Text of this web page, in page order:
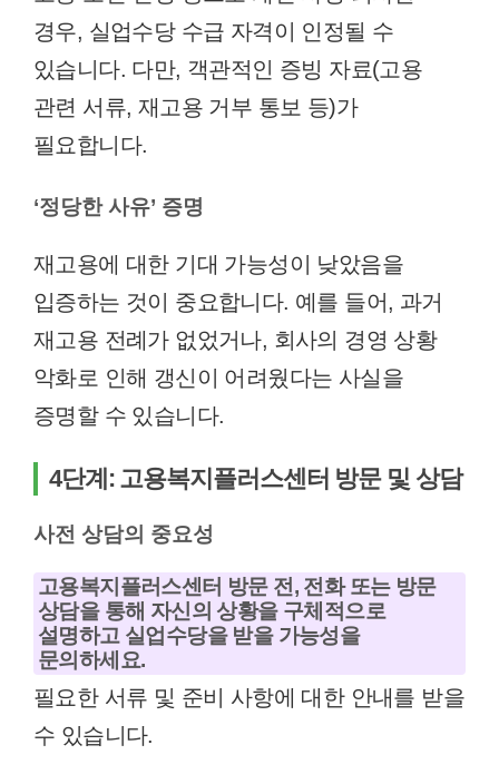
경우, 실업수당 수급 자격이 인정될 수
있습니다. 다만, 객관적인 증빙 자료(고용
관련 서류, 재고용 거부 통보 등)가
필요합니다.
‘정당한 사유’ 증명
재고용에 대한 기대 가능성이 낮았음을
입증하는 것이 중요합니다. 예를 들어, 과거
재고용 전례가 없었거나, 회사의 경영 상황
악화로 인해 갱신이 어려웠다는 사실을
증명할 수 있습니다.
4단계: 고용복지플러스센터 방문 및 상담
사전 상담의 중요성
고용복지플러스센터 방문 전, 전화 또는 방문
상담을 통해 자신의 상황을 구체적으로
설명하고 실업수당을 받을 가능성을
문의하세요.
필요한 서류 및 준비 사항에 대한 안내를 받을
수 있습니다.